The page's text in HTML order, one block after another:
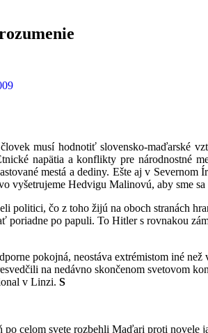
musí hodnotiť slovensko-maďarské
napätia a konflikty pre národnostné
mestá a dediny. Ešte aj v Severnom
vyšetrujeme Hedvigu Malinovú, aby sme
politici, čo z toho žijú na oboch stranách
poriadne po papuli. To Hitler s rovnakou
pokojná, neostáva extrémistom iné
na nedávno skončenom svetovom
v Linzi. S
po celom svete rozbehli Maďari proti novele